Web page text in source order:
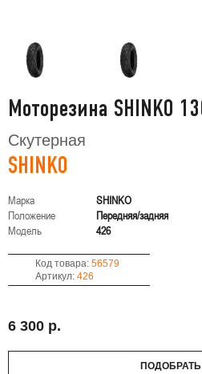
Моторезина SHINKO
Скутерная
SHINKO
Марка
SHINKO
Положение
Передняя/задняя
Модель
426
Код товара: 56579
Артикул: 426
6 300 р.